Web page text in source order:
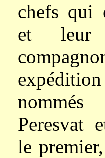
chefs qui
et leur
Peresvat
le